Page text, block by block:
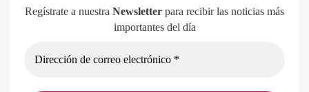
Regístrate a nuestra Newsletter para recibir las noticias más
importantes del día